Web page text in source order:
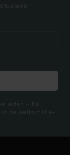
leden - De
de welkomst e-